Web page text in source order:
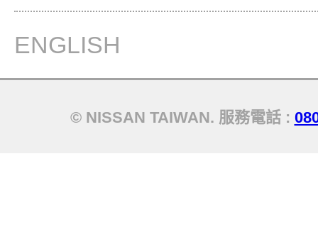
ENGLISH
© NISSAN TAIWAN. 服務電話 :